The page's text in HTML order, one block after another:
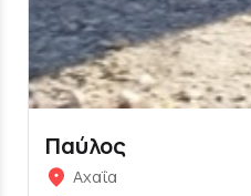
Παύλος
Αχαΐα